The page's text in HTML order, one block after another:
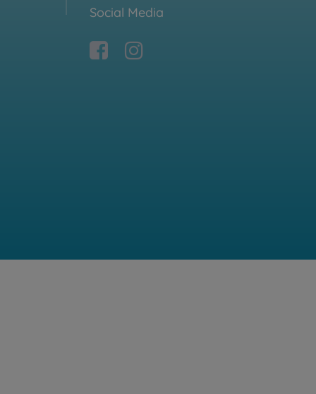
Social Media